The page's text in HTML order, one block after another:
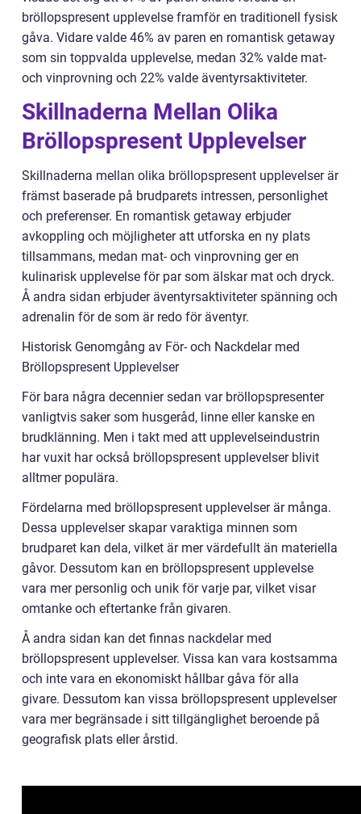
bröllopspresent upplevelse framför en traditionell fysisk
gåva. Vidare valde 46% av paren en romantisk getaway
som sin toppvalda upplevelse, medan 32% valde mat-
och vinprovning och 22% valde äventyrsaktiviteter.
Skillnaderna Mellan Olika
Bröllopspresent Upplevelser
Skillnaderna mellan olika bröllopspresent upplevelser är
främst baserade på brudparets intressen, personlighet
och preferenser. En romantisk getaway erbjuder
avkoppling och möjligheter att utforska en ny plats
tillsammans, medan mat- och vinprovning ger en
kulinarisk upplevelse för par som älskar mat och dryck.
Å andra sidan erbjuder äventyrsaktiviteter spänning och
adrenalin för de som är redo för äventyr.
Historisk Genomgång av För- och Nackdelar med
Bröllopspresent Upplevelser
För bara några decennier sedan var bröllopspresenter
vanligtvis saker som husgeråd, linne eller kanske en
brudklänning. Men i takt med att upplevelseindustrin
har vuxit har också bröllopspresent upplevelser blivit
alltmer populära.
Fördelarna med bröllopspresent upplevelser är många.
Dessa upplevelser skapar varaktiga minnen som
brudparet kan dela, vilket är mer värdefullt än materiella
gåvor. Dessutom kan en bröllopspresent upplevelse
vara mer personlig och unik för varje par, vilket visar
omtanke och eftertanke från givaren.
Å andra sidan kan det finnas nackdelar med
bröllopspresent upplevelser. Vissa kan vara kostsamma
och inte vara en ekonomiskt hållbar gåva för alla
givare. Dessutom kan vissa bröllopspresent upplevelser
vara mer begränsade i sitt tillgänglighet beroende på
geografisk plats eller årstid.